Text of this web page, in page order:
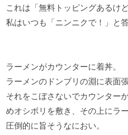
これは「無料トッピングあるけ
私はいつも「ニンニクで！」と答
ラーメンがカウンターに着丼。
ラーメンのドンブリの淵に表面
それをこぼさないでカウンター
めオシボリを敷き、その上にラ
圧倒的に旨そうなにおい。